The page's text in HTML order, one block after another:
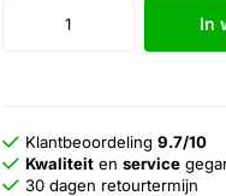
In
Klantbeoordeling9.7/10
Kwaliteit enservice
30 dagen retourtermijn